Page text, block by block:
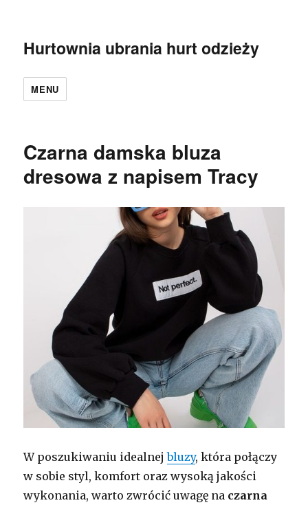
Hurtownia ubrania hurt odzieży
MENU
Czarna damska bluza
dresowa z napisem Tracy
W poszukiwaniu idealnejbluzy, która połączy
w sobie styl, komfort oraz wysoką jakości
wykonania, warto zwrócić uwagę na czarna